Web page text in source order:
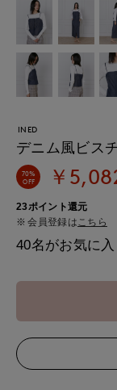
INED
デニム風ビス
70%
OFF ￥
23ポイント還元
会員登録は こちら
40名がお気に